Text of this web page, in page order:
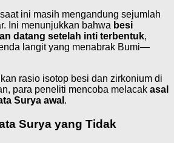
ini masih mengandung sejumlah
Ini menunjukkan bahwa besi
datang setelah inti terbentuk,
langit yang menabrak Bumi—
rasio isotop besi dan zirkonium di
para peneliti mencoba melacak asal
Surya awal .
Surya yang Tidak